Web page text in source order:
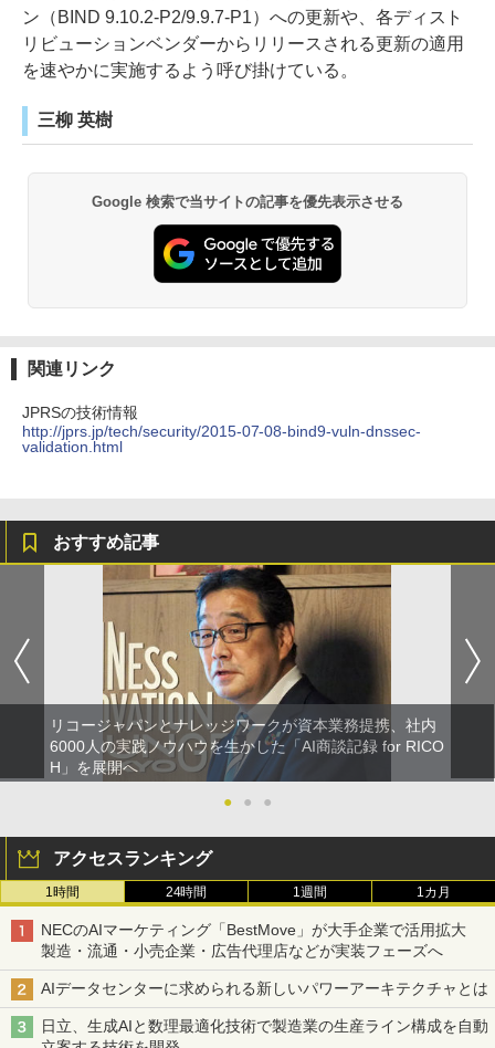
ン（BIND 9.10.2-P2/9.9.7-P1）への更新や、各ディスト
リビューションベンダーからリリースされる更新の適用
を速やかに実施するよう呼び掛けている。
三柳 英樹
Google 検索で当サイトの記事を優先表示させる
関連リンク
JPRSの技術情報
http://jprs.jp/tech/security/2015-07-08-bind9-vuln-dnssec-
validation.html
おすすめ記事
リコージャパンとナレッジワークが資本業務提携、社内
6000人の実践ノウハウを生かした「AI商談記録 for RICO
H」を展開へ
●
● ●
アクセスランキング
1時間 24時間 1週間 1カ月
NECのAIマーケティング「BestMove」が大手企業で活用拡大
製造・流通・小売企業・広告代理店などが実装フェーズへ
AIデータセンターに求められる新しいパワーアーキテクチャとは
日立、生成AIと数理最適化技術で製造業の生産ライン構成を自動